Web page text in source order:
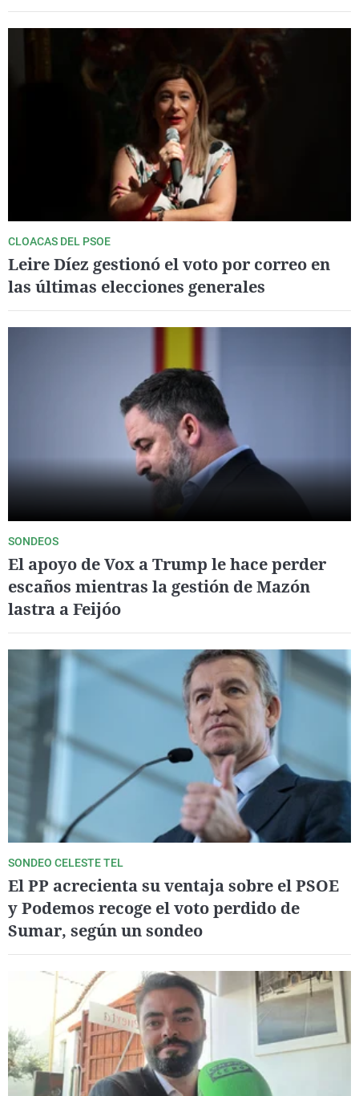
CLOACAS DEL PSOE
Leire Díez gestionó el voto por correo en
las últimas elecciones generales
SONDEOS
El apoyo de Vox a Trump le hace perder
escaños mientras la gestión de Mazón
lastra a Feijóo
SONDEO CELESTE TEL
El PP acrecienta su ventaja sobre el PSOE
y Podemos recoge el voto perdido de
Sumar, según un sondeo